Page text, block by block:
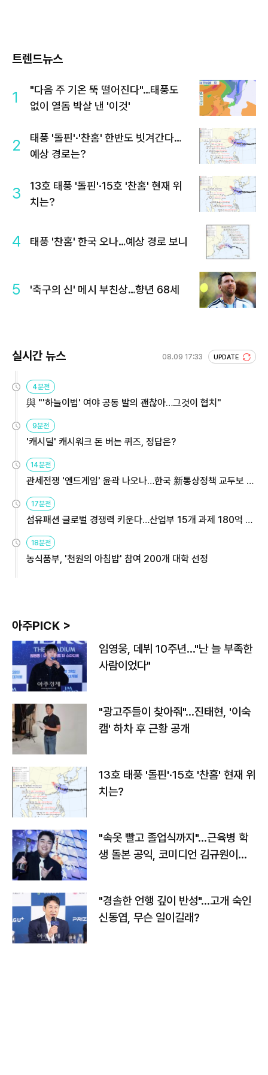
트렌드뉴스
1
"다음 주 기온 뚝 떨어진다"…태풍도
없이 열돔 박살 낸 '이것'
2
태풍 '돌핀'·'찬홈' 한반도 빗겨간다…
예상 경로는?
3
13호 태풍 '돌핀'·15호 '찬홈' 현재 위
치는?
4 태풍 '찬홈' 한국 오나…예상 경로 보니
5 '축구의 신' 메시 부친상…향년 68세
실시간 뉴스 08.09 17:33 UPDATE
4분전
與 "'하늘이법' 여야 공동 발의 괜찮아…그것이 협치"
9분전
'캐시딜' 캐시워크 돈 버는 퀴즈, 정답은?
14분전
관세전쟁 '엔드게임' 윤곽 나오나…한국 新통상정책 교두보 활
17분전
섬유패션 글로벌 경쟁력 키운다…산업부 15개 과제 180억 지
18분전
농식품부, '천원의 아침밥' 참여 200개 대학 선정
아주PICK >
임영웅, 데뷔 10주년…"난 늘 부족한
사람이었다"
"광고주들이 찾아줘"…진태현, '이숙
캠' 하차 후 근황 공개
13호 태풍 '돌핀'·15호 '찬홈' 현재 위
치는?
"속옷 빨고 졸업식까지"…근육병 학
생 돌본 공익, 코미디언 김규원이었
"경솔한 언행 깊이 반성"…고개 숙인
신동엽, 무슨 일이길래?